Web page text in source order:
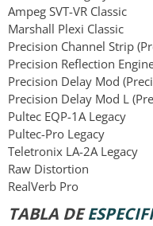
Ampeg SVT-VR Classic
Marshall Plexi Classic
Precision Channel Strip
Precision Reflection
Precision Delay Mod
Precision Delay Mod L
Pultec EQP-1A Legacy
Pultec-Pro Legacy
Teletronix LA-2A Legacy
Raw Distortion
RealVerb Pro
TABLA DE